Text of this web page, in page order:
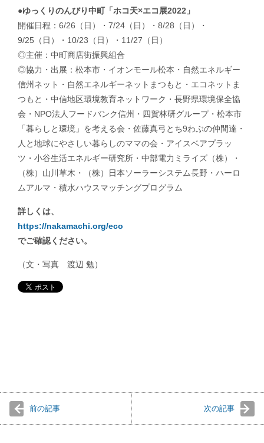
●ゆっくりのんびり中町「ホコ天×エコ展2022」
開催日程：6/26（日）・7/24（日）・8/28（日）・
9/25（日）・10/23（日）・11/27（日）
◎主催：中町商店街振興組合
◎協力・出展：松本市・イオンモール松本・自然エネルギー
信州ネット・自然エネルギーネットまつもと・エコネットま
つもと・中信地区環境教育ネットワーク・長野県環境保全協
会・NPO法人フードバンク信州・四賀林研グループ・松本市
「暮らしと環境」を考える会・佐藤真弓とち9わぶの仲間達・
人と地球にやさしい暮らしのママの会・アイスベアプラッ
ツ・小谷生活エネルギー研究所・中部電力ミライズ（株）・
（株）山川草木・（株）日本ソーラーシステム長野・ハーロ
ムアルマ・積水ハウスマッチングプログラム
詳しくは、
https://nakamachi.org/eco
でご確認ください。
（文・写真 渡辺 勉）
前の記事 次の記事